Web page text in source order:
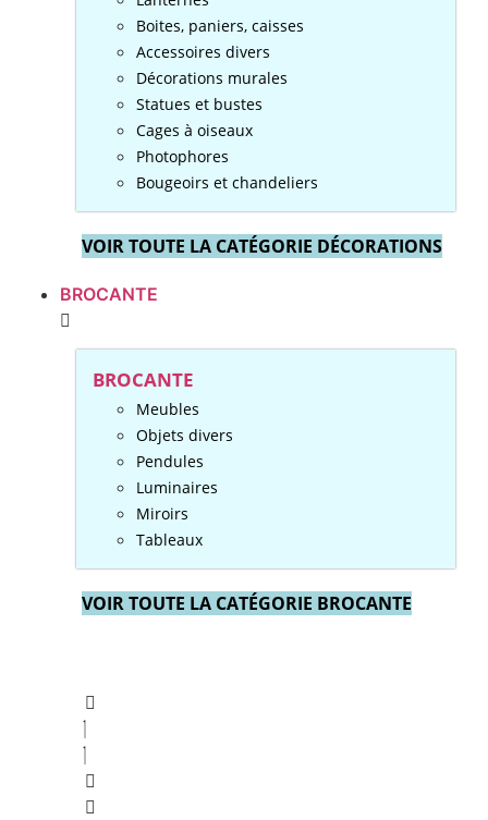
Boites, paniers, caisses
Accessoires divers
Décorations murales
Statues et bustes
Cages à oiseaux
Photophores
Bougeoirs et chandeliers
VOIR TOUTE LA CATÉGORIE DÉCORATIONS
BROCANTE
BROCANTE
Meubles
Objets divers
Pendules
Luminaires
Miroirs
Tableaux
VOIR TOUTE LA CATÉGORIE BROCANTE